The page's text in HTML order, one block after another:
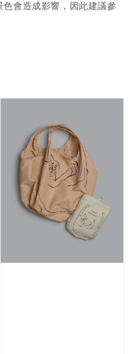
會造成影響，因此建議參